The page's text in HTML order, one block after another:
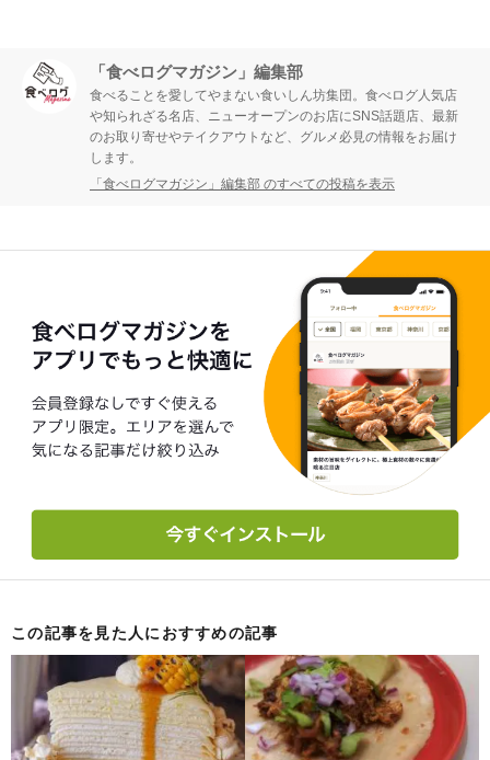
「食べログマガジン」編集部
食べることを愛してやまない食いしん坊集団。食べログ人気店
や知られざる名店、ニューオープンのお店にSNS話題店、最新
のお取り寄せやテイクアウトなど、グルメ必見の情報をお届け
します。
「食べログマガジン」編集部 のすべての投稿を表示
この記事を見た人におすすめの記事